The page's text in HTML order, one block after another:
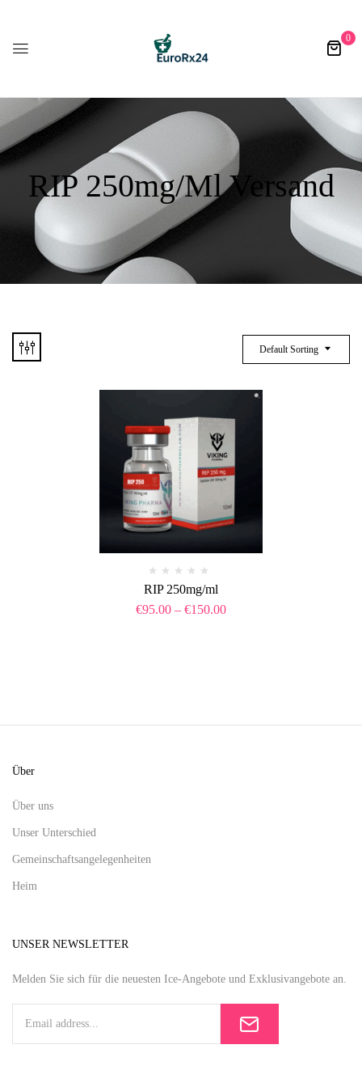
0
RIP 250mg/ml Versand
Default Sorting
RIP 250mg/ml
€95.00 – €150.00
Über
Über uns
Unser Unterschied
Gemeinschaftsangelegenheiten
Heim
UNSER NEWSLETTER
Melden Sie sich für die neuesten Ice-Angebote und Exklusivangebote an.